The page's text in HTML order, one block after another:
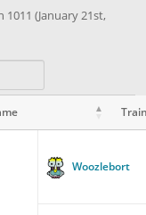
1011 (January 21st,
Woozlebort